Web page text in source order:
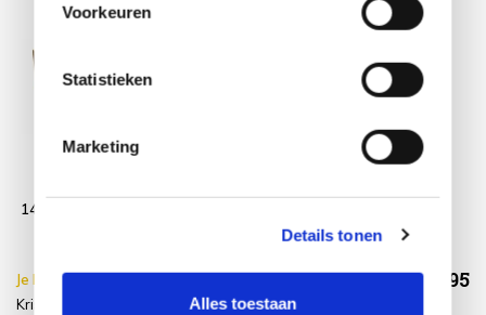
Voorkeuren
Statistieken
Marketing
Details tonen
Alles toestaan
140x90xH77,5 cm
Je bespaart €5.00,- €558,95
Krista dining tuintafel + Wood protector